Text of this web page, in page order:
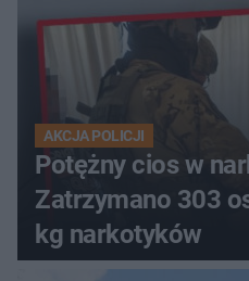
AKCJA POLICJI
Potężny cios w
Zatrzymano 303 osoby i przejęto 72
kg narkotyków